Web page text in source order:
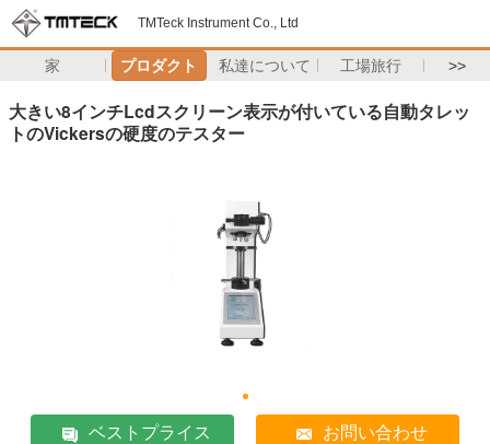
TMTeck Instrument Co., Ltd
家 プロダクト 私達について 工場旅行 >>
大きい8インチLcdスクリーン表示が付いている自動タレッ
トのVickersの硬度のテスター
ベストプライス お問い合わせ